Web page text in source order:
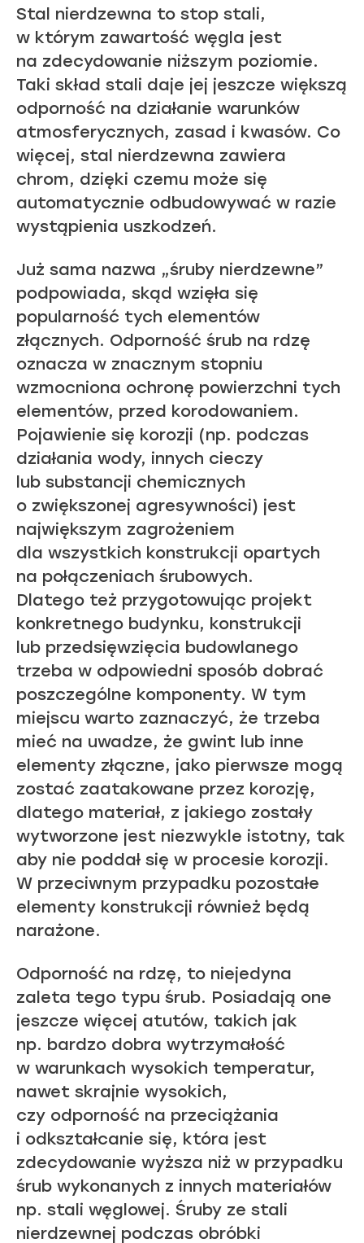
Stal nierdzewna to stop stali,
w którym zawartość węgla jest
na zdecydowanie niższym poziomie.
Taki skład stali daje jej jeszcze większą
odporność na działanie warunków
atmosferycznych, zasad i kwasów. Co
więcej, stal nierdzewna zawiera
chrom, dzięki czemu może się
automatycznie odbudowywać w razie
wystąpienia uszkodzeń.
Już sama nazwa „śruby nierdzewne”
podpowiada, skąd wzięła się
popularność tych elementów
złącznych. Odporność śrub na rdzę
oznacza w znacznym stopniu
wzmocniona ochronę powierzchni tych
elementów, przed korodowaniem.
Pojawienie się korozji (np. podczas
działania wody, innych cieczy
lub substancji chemicznych
o zwiększonej agresywności) jest
największym zagrożeniem
dla wszystkich konstrukcji opartych
na połączeniach śrubowych.
Dlatego też przygotowując projekt
konkretnego budynku, konstrukcji
lub przedsięwzięcia budowlanego
trzeba w odpowiedni sposób dobrać
poszczególne komponenty. W tym
miejscu warto zaznaczyć, że trzeba
mieć na uwadze, że gwint lub inne
elementy złączne, jako pierwsze mogą
zostać zaatakowane przez korozję,
dlatego materiał, z jakiego zostały
wytworzone jest niezwykle istotny, tak
aby nie poddał się w procesie korozji.
W przeciwnym przypadku pozostałe
elementy konstrukcji również będą
narażone.
Odporność na rdzę, to niejedyna
zaleta tego typu śrub. Posiadają one
jeszcze więcej atutów, takich jak
np. bardzo dobra wytrzymałość
w warunkach wysokich temperatur,
nawet skrajnie wysokich,
czy odporność na przeciążania
i odkształcanie się, która jest
zdecydowanie wyższa niż w przypadku
śrub wykonanych z innych materiałów
np. stali węglowej. Śruby ze stali
nierdzewnej podczas obróbki